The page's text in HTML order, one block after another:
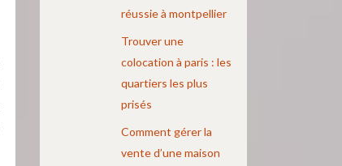
réussie à montpellier
Trouver une
colocation à paris : les
quartiers les plus
prisés
Comment gérer la
vente d’une maison